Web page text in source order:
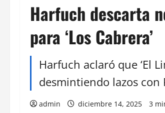
Harfuch descarta
para ‘Los Cabrera’
Harfuch aclaró que ‘El
desmintiendo lazos con
admin diciembre 14, 2025 3